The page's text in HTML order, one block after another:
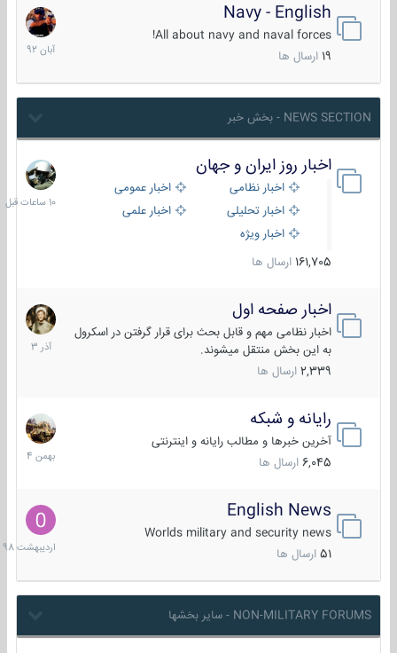
Navy - English
All about navy and naval forces!
ارسال ها
22
آبان
1392
NEWS SECTION - بخش خبر
اخبار روز ایران و جهان
اخبار نظامی
اخبار عمومی
اخبار تحلیلی
اخبار علمی
اخبار ویژه
161,705 ارسال ها
10
ساعات
قبل
اخبار صفحه اول
اخبار نظامی مهم و قابل بحث برای قرار گرفتن در اسکرول
به این بخش منتقل میشوند.
2,339 ارسال ها
7
آذر
1403
رایانه و شبکه
آخرین خبرها و مطالب رایانه و اینترنتی
6,045 ارسال ها
30
بهمن
1404
English News
Worlds military and security news
51 ارسال ها
10
1398
NON-MILITARY FORUMS - سایر بخشها